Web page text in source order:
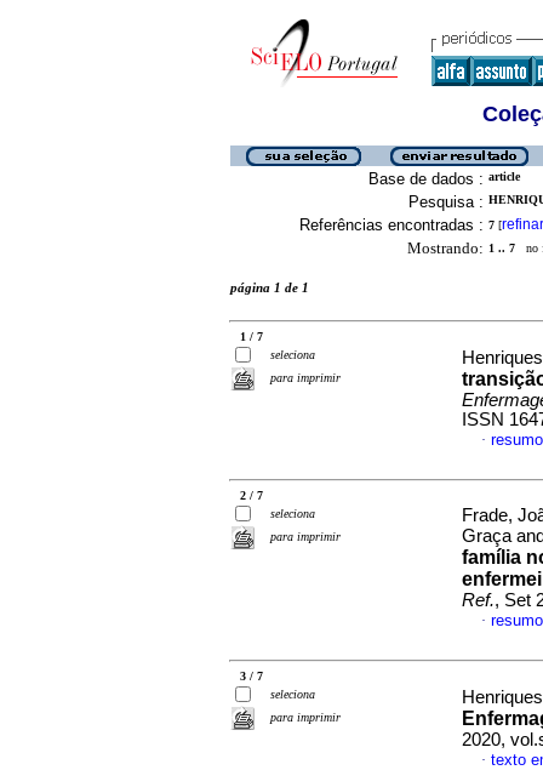
Base de dados : article
Pesquisa :
Referências encontradas : 7 [refinar
Mostrando: 1 .. 7 no
página 1 de 1
1 / 7
seleciona
para imprimir
ISSN
·
2 / 7
seleciona
para imprimir
Frade,
Graça
família
Ref., Set
·
3 / 7
seleciona
para imprimir
2020,
· texto